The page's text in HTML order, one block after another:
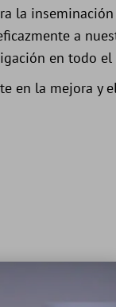
la
a
en todo el
en la mejora y